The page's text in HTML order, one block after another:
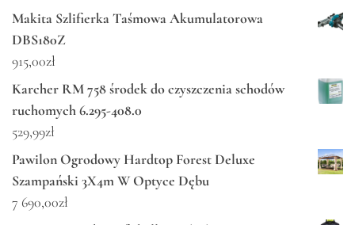
Makita Szlifierka Taśmowa Akumulatorowa
DBS180Z
915,00zł
Karcher RM 758 środek do czyszczenia schodów
ruchomych 6.295-408.0
529,99zł
Pawilon Ogrodowy Hardtop Forest Deluxe
Szampański 3X4m W Optyce Dębu
7 690,00zł